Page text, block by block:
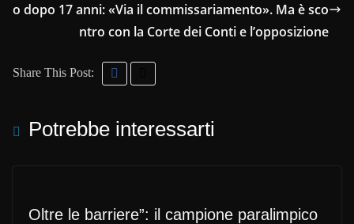
o dopo 17 anni: «Via il commissariamento». Ma è sco
ntro con la Corte dei Conti e l’opposizione
Share This Post:
Potrebbe interessarti
Oltre le barriere”: il campione paralimpico